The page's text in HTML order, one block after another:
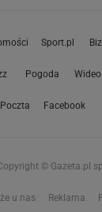
Sport.pl
Pogoda Wideo
Poczta Facebook
© Gazeta.pl
u nas Reklama